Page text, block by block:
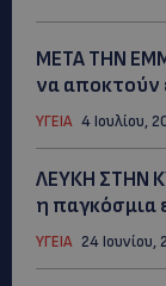
ΜΕΤΑ ΤΗΝ
να αποκτούν
ΥΓΕΙΑ 4 Ιουλίου,
ΛΕΥΚΗ ΣΤΗΝ
η παγκόσμια
ΥΓΕΙΑ 24 Ιουνίου,